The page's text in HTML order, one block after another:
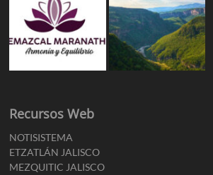
Recursos Web
NOTISISTEMA
ETZATLÁN JALISCO
MEZQUITIC JALISCO